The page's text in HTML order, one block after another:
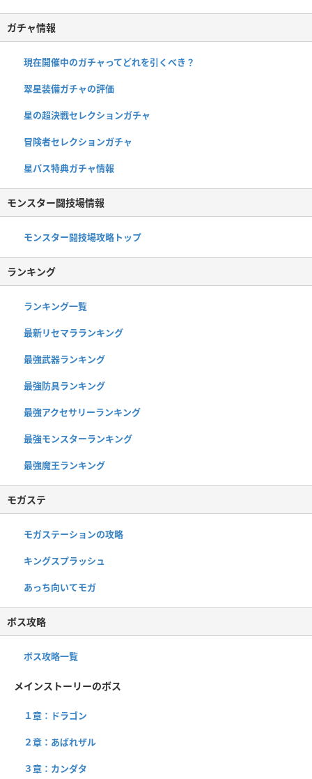
ガチャ情報
現在開催中のガチャってどれを引くべき？
翠星装備ガチャの評価
星の超決戦セレクションガチャ
冒険者セレクションガチャ
星パス特典ガチャ情報
モンスター闘技場情報
モンスター闘技場攻略トップ
ランキング
ランキング一覧
最新リセマラランキング
最強武器ランキング
最強防具ランキング
最強アクセサリーランキング
最強モンスターランキング
最強魔王ランキング
モガステ
モガステーションの攻略
キングスプラッシュ
あっち向いてモガ
ボス攻略
ボス攻略一覧
メインストーリーのボス
１章：ドラゴン
２章：あばれザル
３章：カンダタ